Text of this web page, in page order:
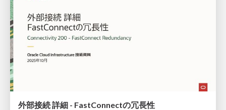
外部接続 詳細 - FastConnectの冗長性